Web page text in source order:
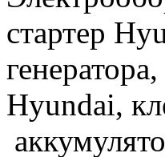
стартер
Hyundai,